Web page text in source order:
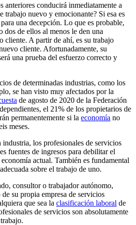
anteriores conducirá inmediatamente a
trabajo nuevo y emocionante? Si esa es
una decepción. Lo que es probable,
dos de ellos al menos le den una
cliente. A partir de ahí, es su trabajo
cliente. Afortunadamente, su
una prueba del esfuerzo correcto y
de determinadas industrias, como los
se han visto muy afectados por la
de agosto de 2020 de la Federación
el 21% de los propietarios de
permanentemente si la economía no
meses.
industria, los profesionales de servicios
fuentes de ingresos para debilitar el
actual. También es fundamental
sobre el trabajo de uno.
consultor o trabajador autónomo,
su propia empresa de servicios
que sea la clasificación laboral de
de servicios son absolutamente